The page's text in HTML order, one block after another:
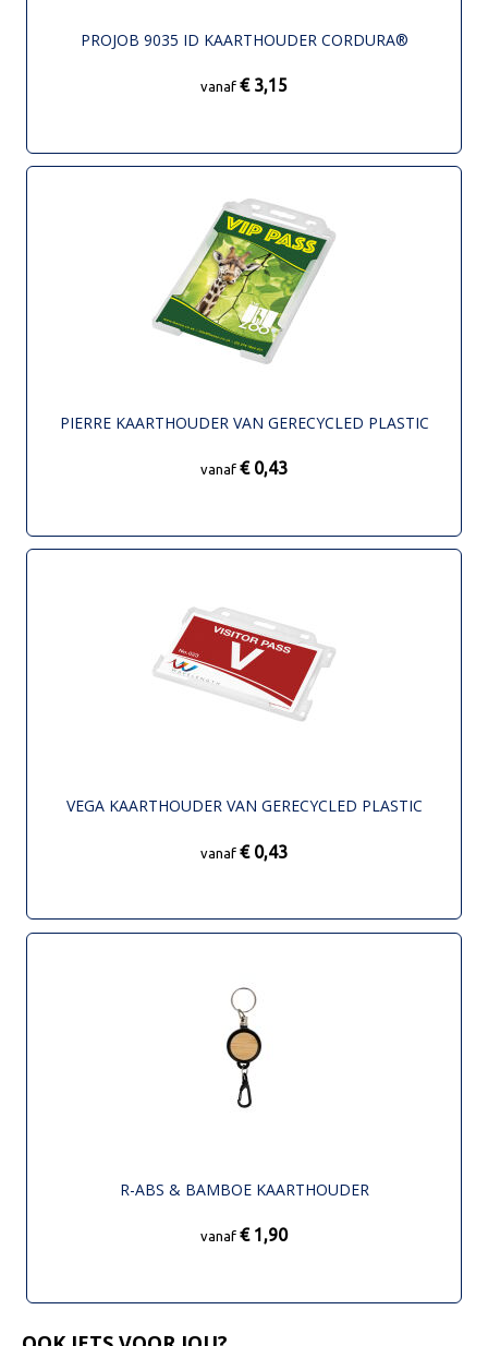
PROJOB 9035 ID KAARTHOUDER CORDURA®
vanaf € 3,15
PIERRE KAARTHOUDER VAN GERECYCLED PLASTIC
vanaf € 0,43
VEGA KAARTHOUDER VAN GERECYCLED PLASTIC
vanaf € 0,43
R-ABS & BAMBOE KAARTHOUDER
vanaf € 1,90